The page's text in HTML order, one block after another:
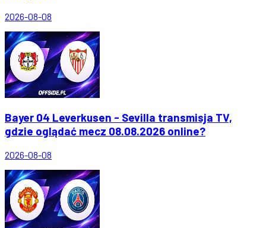
2026-08-08
Bayer 04 Leverkusen - Sevilla transmisja TV,
gdzie oglądać mecz 08.08.2026 online?
2026-08-08